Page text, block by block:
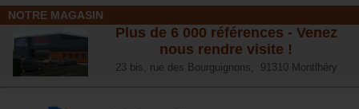
NOTRE MAGASIN
Plus de 6 000 références - Venez
nous rendre visite !
23 bis, rue des Bourguignons, 91310 Montlhéry